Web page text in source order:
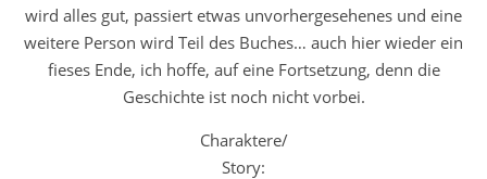
wird alles gut, passiert etwas unvorhergesehenes und eine
weitere Person wird Teil des Buches… auch hier wieder ein
fieses Ende, ich hoffe, auf eine Fortsetzung, denn die
Geschichte ist noch nicht vorbei.
Charaktere/
Story: